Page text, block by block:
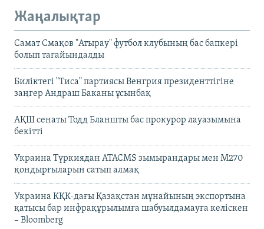
Жаңалықтар
Самат Смақов "Атырау" футбол клубының бас бапкері
болып тағайындалды
Биліктегі "Тиса" партиясы Венгрия президенттігіне
заңгер Андраш Баканы ұсынбақ
АҚШ сенаты Тодд Бланшты бас прокурор лауазымына
бекітті
Украина Түркиядан ATACMS зымырандары мен M270
қондырғыларын сатып алмақ
Украина КҚК-дағы Қазақстан мұнайының экспортына
қатысы бар инфрақұрылымға шабуылдамауға келіскен
– Bloomberg